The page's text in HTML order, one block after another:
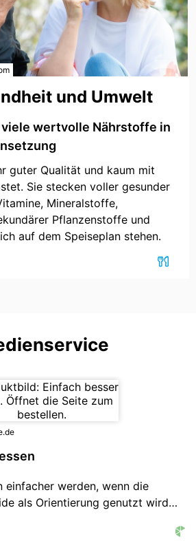
und Umwelt
wertvolle Nährstoffe in
guter Qualität und kaum mit
Sie stecken voller gesunder
Mineralstoffe,
Pflanzenstoffe und
auf dem Speiseplan stehen.
einfacher werden, wenn die
als Orientierung genutzt wird.
und ausgewogenen